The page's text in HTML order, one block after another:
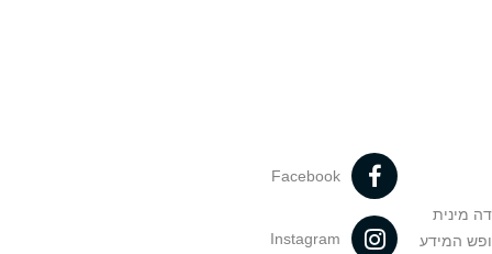
מינית
המידע
Facebook
Instagram